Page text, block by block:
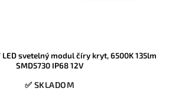
LED svetelný modul číry kryt, 6500K 135lm
SMD5730 IP68 12V
✅ SKLADOM